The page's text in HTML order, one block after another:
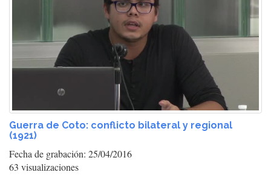
Guerra de Coto: conflicto bilateral y regional
(1921)
Fecha de grabación: 25/04/2016
63 visualizaciones